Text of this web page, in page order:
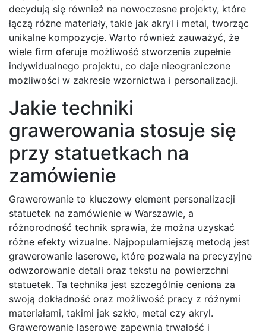
decydują się również na nowoczesne projekty, które
łączą różne materiały, takie jak akryl i metal, tworząc
unikalne kompozycje. Warto również zauważyć, że
wiele firm oferuje możliwość stworzenia zupełnie
indywidualnego projektu, co daje nieograniczone
możliwości w zakresie wzornictwa i personalizacji.
Jakie techniki
grawerowania stosuje się
przy statuetkach na
zamówienie
Grawerowanie to kluczowy element personalizacji
statuetek na zamówienie w Warszawie, a
różnorodność technik sprawia, że można uzyskać
różne efekty wizualne. Najpopularniejszą metodą jest
grawerowanie laserowe, które pozwala na precyzyjne
odwzorowanie detali oraz tekstu na powierzchni
statuetek. Ta technika jest szczególnie ceniona za
swoją dokładność oraz możliwość pracy z różnymi
materiałami, takimi jak szkło, metal czy akryl.
Grawerowanie laserowe zapewnia trwałość i